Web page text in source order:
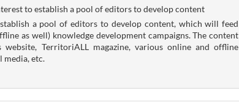
to establish a pool of editors to develop content
a pool of editors to develop content, which will feed
as well) knowledge development campaigns. The content
website, TerritoriALL magazine, various online and offline
media, etc.